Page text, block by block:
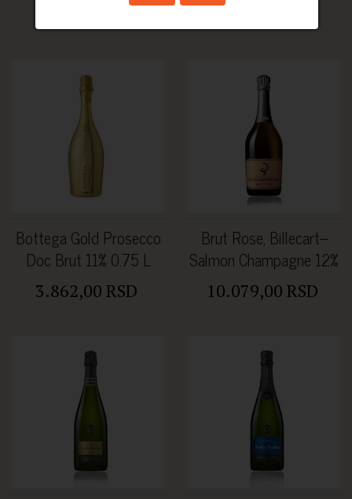
Bottega Gold Prosecco
Doc Brut 11% 0.75 L
3.862,00 RSD
Brut Rose, Billecart–
Salmon Champagne 12%
0.75L
10.079,00 RSD